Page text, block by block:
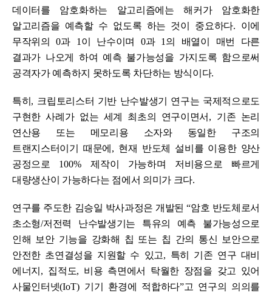
데이터를 암호화하는 알고리즘에는 해커가 암호화한
알고리즘을 예측할 수 없도록 하는 것이 중요하다. 이에
무작위의0과 1 이 난수이며 0과 1 의 배열이 매번 다른
결과가 나오게 하여 예측 불가능성을 가지도록 함으로써
공격자가 예측하지 못하도록 차단하는 방식이다.
특히 , 크립토리스터 기반 난수발생기 연구는 국제적으로도
구현한 사례가 없는 세계 최초의 연구이면서 , 기존 논리
연산용 또는 메모리용 소자와 동일한 구조의
트랜지스터이기 때문에 , 현재 반도체 설비를 이용한 양산
공정으로 100%제작이 가능하며 저비용으로 빠르게
대량생산이 가능하다는 점에서 의미가 크다.
연구를 주도한 김승일 박사과정은 개발된“암호 반도체로서
초소형/저전력 난수발생기는 특유의 예측 불가능성으로
인해 보안 기능을 강화해 칩 또는 칩 간의 통신 보안으로
안전한 초연결성을 지원할 수 있고, 특히 기존 연구 대비
에너지 , 집적도, 비용 측면에서 탁월한 장점을 갖고 있어
사물인터넷(IoT) 기기 환경에 적합하다”고 연구의 의의를